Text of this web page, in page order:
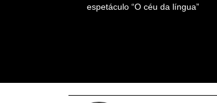
espetáculo “O céu da língua”